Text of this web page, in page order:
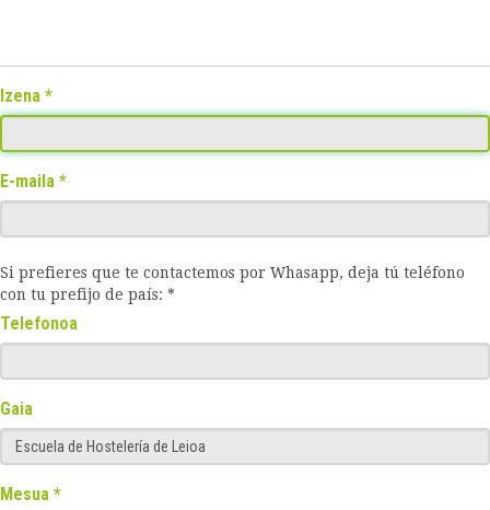
Izena
E-maila
Si prefieres que te contactemos por Whasapp, deja tú teléfono
con tu prefijo de país: *
Telefonoa
Gaia
Mesua